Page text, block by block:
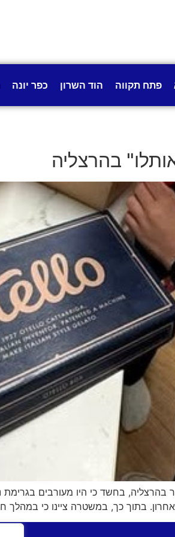
פתח תקווה הוד השרון כפר יונה
בהרצליה
בתוך כך, במשטרה ציינו כי במהלך